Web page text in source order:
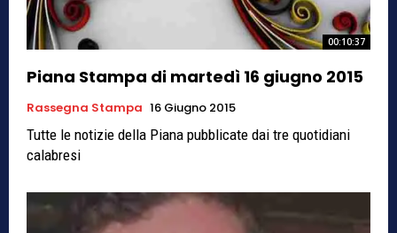
00:10:37
Piana Stampa di martedì 16 giugno 2015
Rassegna Stampa 16 Giugno 2015
Tutte le notizie della Piana pubblicate dai tre quotidiani
calabresi